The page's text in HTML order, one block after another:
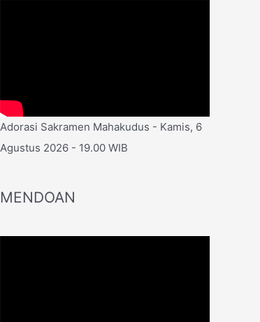
Adorasi Sakramen Mahakudus - Kamis, 6
Agustus 2026 - 19.00 WIB
MENDOAN